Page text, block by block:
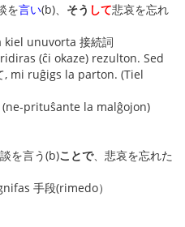
を言い(b)、 そう して悲哀を忘れ
unuvorta 接続詞
(ĉi okaze) rezulton. Sed
, mi ruĝigs la parton. (Tiel
prituŝante la malĝojon)
を言う(b)ことで、悲哀を忘れた
手段(rimedo）